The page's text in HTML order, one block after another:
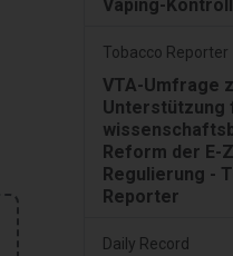
Vaping-
Tobacco Reporter
VTA-Umfrage
Unterstützung
Reform der E-
Regulierung -
Reporter
Daily Record